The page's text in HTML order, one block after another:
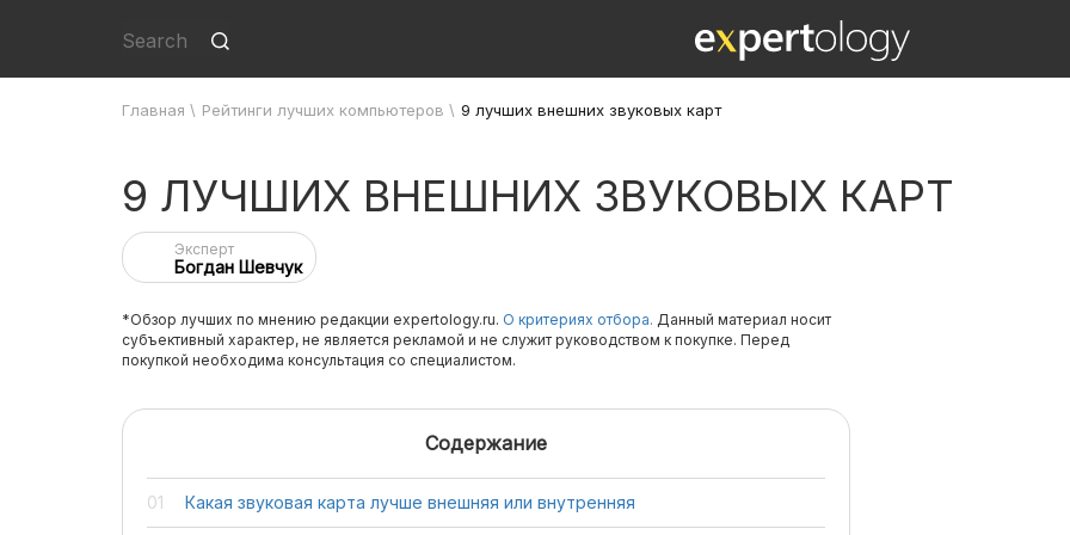
Главная \ Рейтинги лучших компьютеров \ 9 лучших внешних звуковых карт
9 ЛУЧШИХ ВНЕШНИХ ЗВУКОВЫХ КАРТ
Эксперт
Богдан Шевчук
*Обзор лучших по мнению редакции expertology.ru. О критериях отбора. Данный материал носит
субъективный характер, не является рекламой и не служит руководством к покупке. Перед
покупкой необходима консультация со специалистом.
Содержание
Какая звуковая карта лучше внешняя или внутренняя